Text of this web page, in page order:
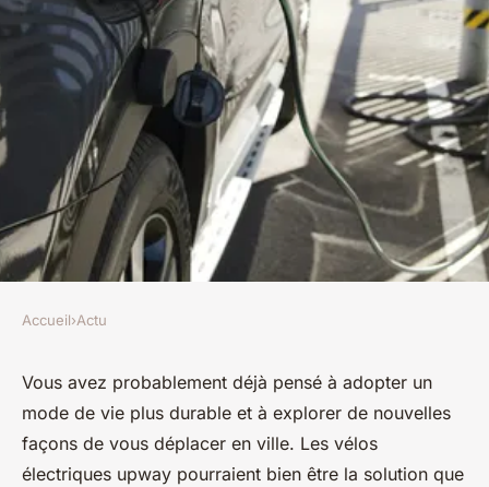
Découvrez les vélos
électriques upway : une
révolution de la mobilité
Accueil›Actu
Vous avez probablement déjà pensé à adopter un
mode de vie plus durable et à explorer de nouvelles
façons de vous déplacer en ville. Les vélos
électriques upway pourraient bien être la solution que